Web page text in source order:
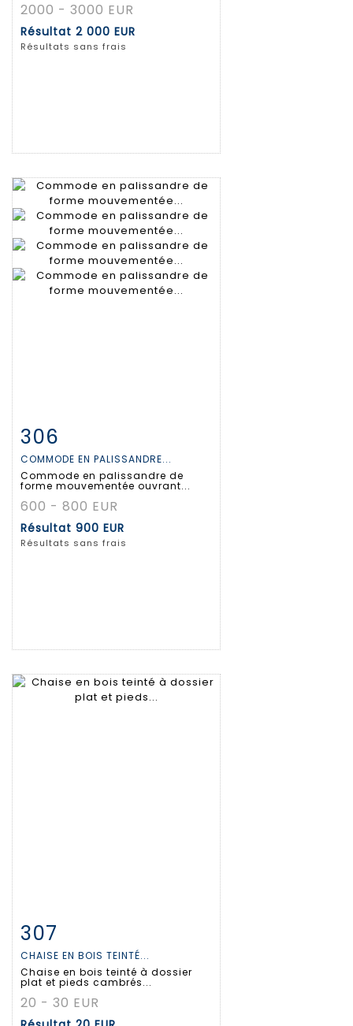
2000 - 3000 EUR
Résultat 2 000 EUR
Résultats sans frais
Fiche détaillée
306
COMMODE EN PALISSANDRE...
Commode en palissandre de
forme mouvementée ouvrant...
600 - 800 EUR
Résultat 900 EUR
Résultats sans frais
Fiche détaillée
307
CHAISE EN BOIS TEINTÉ...
Chaise en bois teinté à dossier
plat et pieds cambrés...
20 - 30 EUR